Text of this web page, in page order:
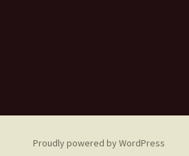
Proudly powered by WordPress